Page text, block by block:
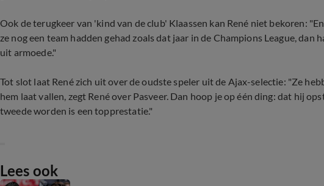
Ook de terugkeer van 'kind van de club' Klaassen kan René niet bekoren:
ze nog een team hadden gehad zoals dat jaar in de Champions League, dan
uit armoede."
Tot slot laat René zich uit over de oudste speler uit de Ajax-selectie: "Ze
hem laat vallen, zegt René over Pasveer. Dan hoop je op één ding: dat hij
tweede worden is een topprestatie."
Lees ook